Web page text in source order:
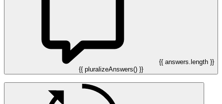
{{ answers.length }}
{{ pluralizeAnswers() }}